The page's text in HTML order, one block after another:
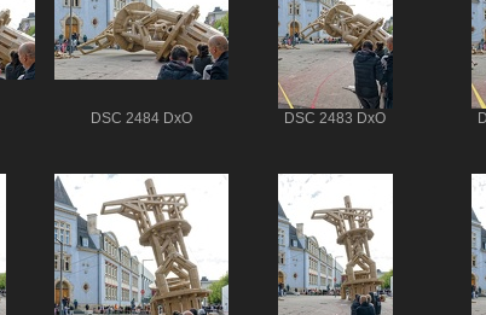
DSC 2484 DxO DSC 2483 DxO